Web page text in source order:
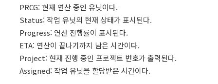
PRCG: 현재 연산 중인 유닛이다.
Status: 작업 유닛의 현재 상태가 표시된다.
Progress: 연산 진행률이 표시된다.
ETA: 연산이 끝나기까지 남은 시간이다.
Project: 현재 진행 중인 프로젝트 번호가 출력된다.
Assigned: 작업 유닛을 할당받은 시간이다.